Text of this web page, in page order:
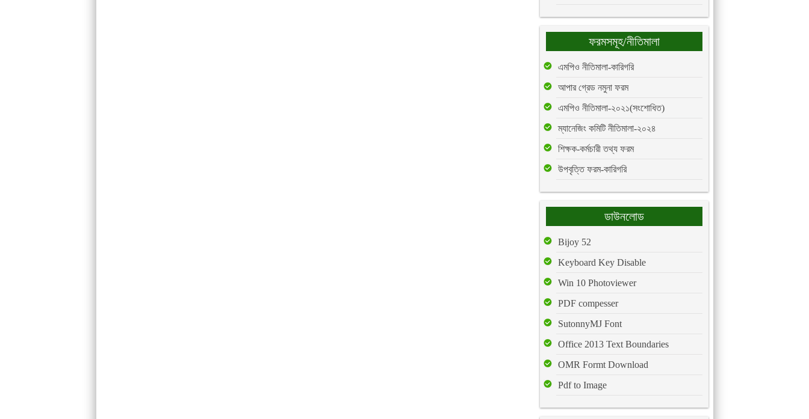
ফরমসমূহ/নীতিমালা
এমপিও নীতিমালা-কারিগরি
আপার গ্রেড নমুনা ফরম
এমপিও নীতিমালা-২০২১(সংশোধিত)
ম্যানেজিং কমিটি নীতিমালা-২০২৪
শিক্ষক-কর্মচারী তথ্য ফরম
উপবৃত্তি ফরম-কারিগরি
ডাউনলোড
Bijoy 52
Keyboard Key Disable
Win 10 Photoviewer
PDF compesser
SutonnyMJ Font
Office 2013 Text Boundaries
OMR Formt Download
Pdf to Image